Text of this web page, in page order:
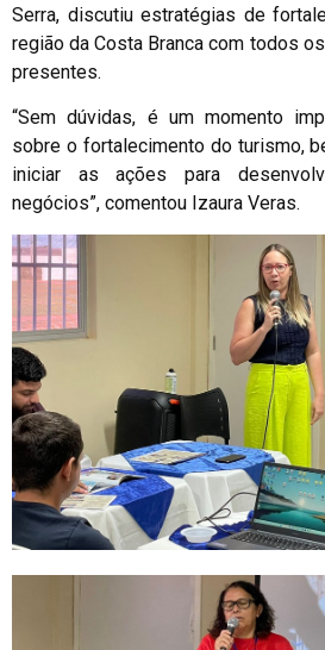
Serra, discutiu estratégias de
região da Costa Branca com todos
presentes.
“Sem dúvidas, é um momento
sobre o fortalecimento do turismo,
iniciar as ações para
negócios”, comentou Izaura Veras.